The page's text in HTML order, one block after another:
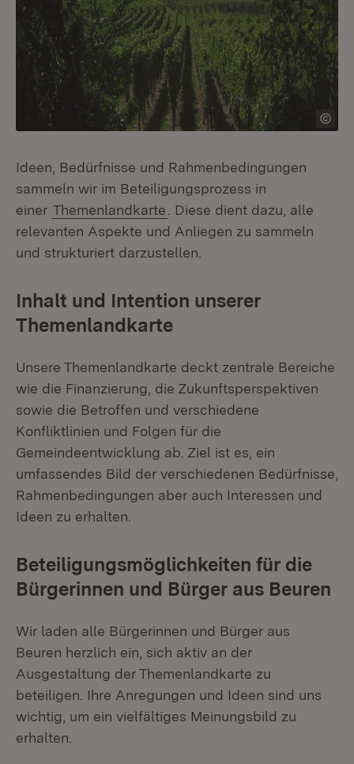
Ideen, Bedürfnisse und Rahmenbedingungen
sammeln wir im Beteiligungsprozess in
einer Themenlandkarte
. Diese dient dazu, alle
relevanten Aspekte und Anliegen zu sammeln
und strukturiert darzustellen.
Inhalt und Intention unserer
Themenlandkarte
Unsere Themenlandkarte deckt zentrale Bereiche
wie die Finanzierung, die Zukunftsperspektiven
sowie die Betroffen und verschiedene
Konfliktlinien und Folgen für die
Gemeindeentwicklung ab. Ziel ist es, ein
umfassendes Bild der verschiedenen Bedürfnisse,
Rahmenbedingungen aber auch Interessen und
Ideen zu erhalten.
Beteiligungsmöglichkeiten für die
Bürgerinnen und Bürger aus Beuren
Wir laden alle Bürgerinnen und Bürger aus
Beuren herzlich ein, sich aktiv an der
Ausgestaltung der Themenlandkarte zu
beteiligen. Ihre Anregungen und Ideen sind uns
wichtig, um ein vielfältiges Meinungsbild zu
erhalten.